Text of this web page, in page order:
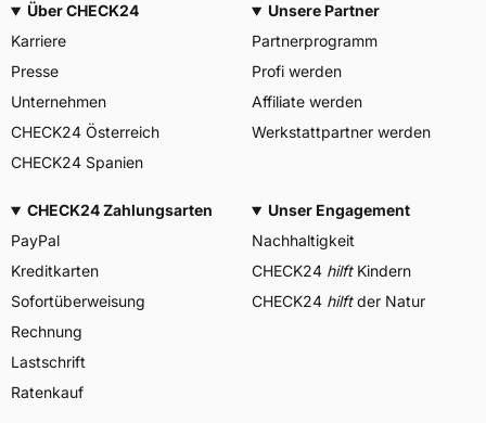
Über CHECK24
Karriere
Presse
Unternehmen
CHECK24 Österreich
CHECK24 Spanien
Unsere Partner
Partnerprogramm
Profi werden
Affiliate werden
Werkstattpartner werden
CHECK24 Zahlungsarten
PayPal
Kreditkarten
Sofortüberweisung
Rechnung
Lastschrift
Ratenkauf
Unser Engagement
Nachhaltigkeit
CHECK24 hilftKindern
CHECK24 hilftder Natur